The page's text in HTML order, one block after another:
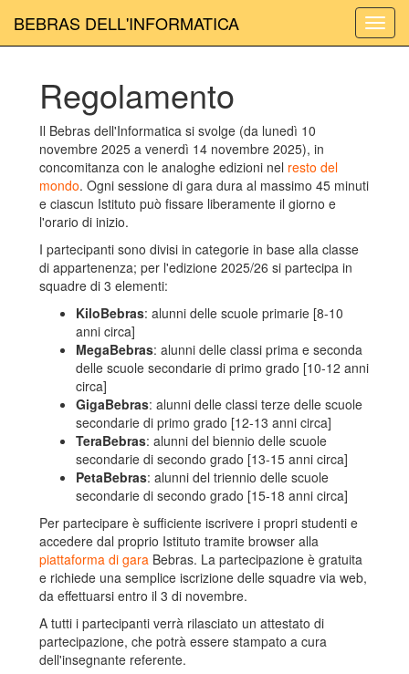
Abilita
BEBRAS DELL'INFORMATICA
Regolamento
Il Bebras dell'Informatica si svolge (da lunedì 10
novembre 2025 a venerdì 14 novembre 2025), in
concomitanza con le analoghe edizioni nel resto del
mondo. Ogni sessione di gara dura al massimo 45 minuti
e ciascun Istituto può fissare liberamente il giorno e
l'orario di inizio.
I partecipanti sono divisi in categorie in base alla classe
di appartenenza; per l'edizione 2025/26 si partecipa in
squadre di 3 elementi:
KiloBebras: alunni delle scuole primarie [8-10
anni circa]
MegaBebras: alunni delle classi prima e seconda
delle scuole secondarie di primo grado [10-12 anni
circa]
GigaBebras: alunni delle classi terze delle scuole
secondarie di primo grado [12-13 anni circa]
TeraBebras: alunni del biennio delle scuole
secondarie di secondo grado [13-15 anni circa]
PetaBebras: alunni del triennio delle scuole
secondarie di secondo grado [15-18 anni circa]
Per partecipare è sufficiente iscrivere i propri studenti e
accedere dal proprio Istituto tramite browser alla
piattaforma di gara Bebras. La partecipazione è gratuita
e richiede una semplice iscrizione delle squadre via web,
da effettuarsi entro il 3 di novembre.
A tutti i partecipanti verrà rilasciato un attestato di
partecipazione, che potrà essere stampato a cura
dell'insegnante referente.